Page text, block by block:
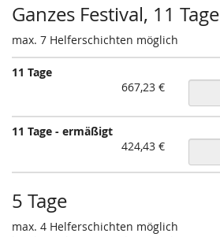
Ganzes Festival, 11 Tage
max. 7 Helferschichten möglich
11 Tage
667,23 €
11 Tage - ermäßigt
424,43 €
5 Tage
max. 4 Helferschichten möglich